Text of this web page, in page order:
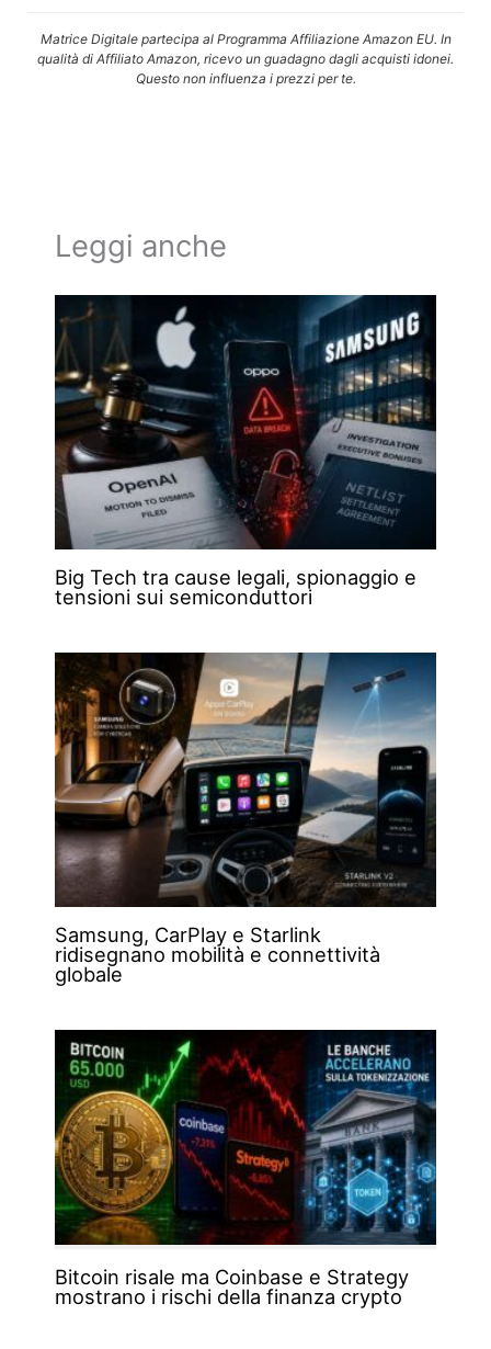
Matrice Digitale partecipa al Programma Affiliazione Amazon EU. In
qualità di Affiliato Amazon, ricevo un guadagno dagli acquisti idonei.
Questo non influenza i prezzi per te.
Leggi anche
Big Tech tra cause legali, spionaggio e
tensioni sui semiconduttori
Samsung, CarPlay e Starlink
ridisegnano mobilità e connettività
globale
Bitcoin risale ma Coinbase e Strategy
mostrano i rischi della finanza crypto